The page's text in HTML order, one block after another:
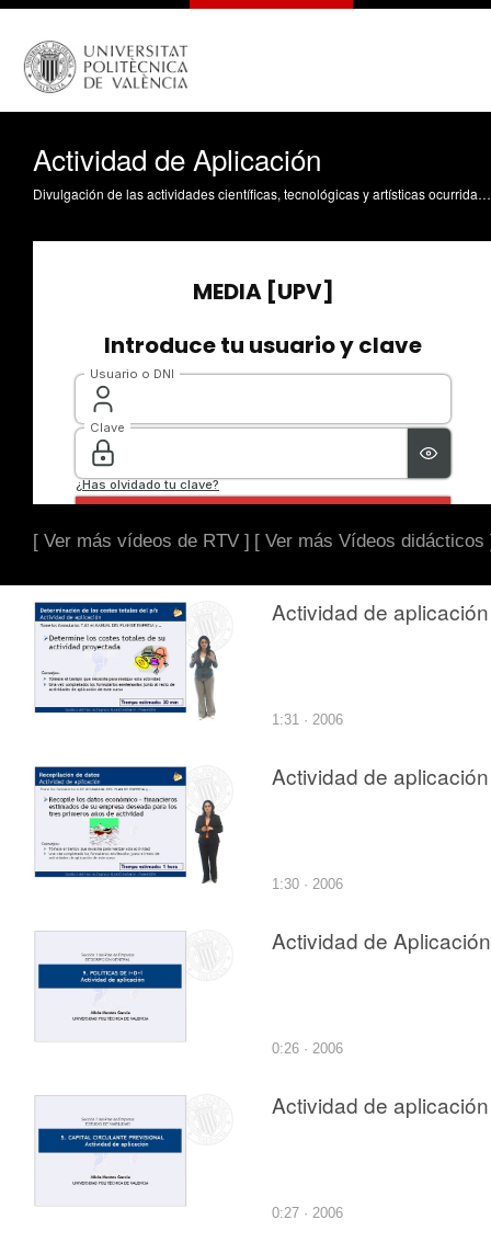
Actividad de Aplicación
Divulgación de las actividades científicas, tecnológicas y artísticas ocurridas en los tres campus de la UPV
[ Ver más vídeos de RTV ] [ Ver más Vídeos didácticos
Actividad de aplicación
1:31 · 2006
Actividad de aplicación
1:30 · 2006
Actividad de Aplicación
0:26 · 2006
Actividad de aplicación
0:27 · 2006